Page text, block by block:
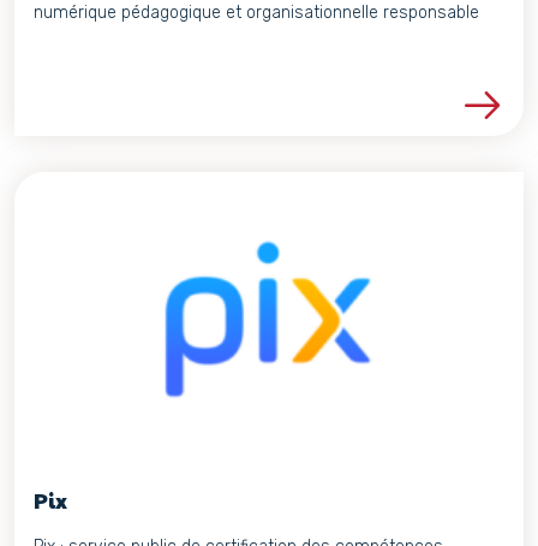
numérique pédagogique et organisationnelle responsable
Voir les détails du
Pix